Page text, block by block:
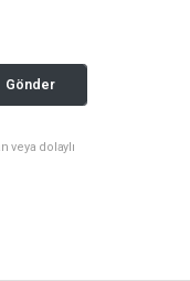
Gönder
veya dolaylı